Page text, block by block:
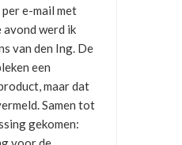
e-mail met
werd ik
van den Ing. De
een
maar dat
Samen tot
gekomen: